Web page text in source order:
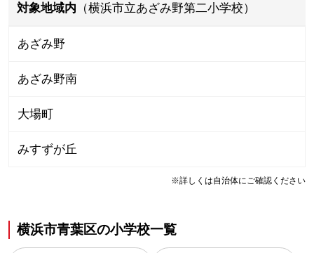
対象地域内 （横浜市立あざみ野第二小学校）
あざみ野
あざみ野南
大場町
みすずが丘
※詳しくは自治体にご確認ください
横浜市青葉区の小学校一覧